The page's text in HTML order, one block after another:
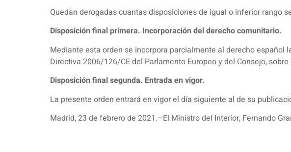
Quedan derogadas cuantas disposiciones de igual o inferior rango
Disposición final primera. Incorporación del derecho comunitario.
Mediante esta orden se incorpora parcialmente al derecho español
Directiva 2006/126/CE del Parlamento Europeo y del Consejo,
Disposición final segunda. Entrada en vigor.
La presente orden entrará en vigor el día siguiente al de su
Madrid, 23 de febrero de 2021.–El Ministro del Interior, Fernando